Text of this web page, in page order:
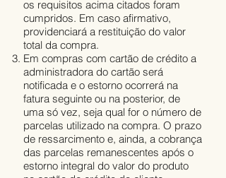
os requisitos acima citados foram
cumpridos. Em caso afirmativo,
providenciará a restituição do valor
total da compra.
Em compras com cartão de crédito a
administradora do cartão será
notificada e o estorno ocorrerá na
fatura seguinte ou na posterior, de
uma só vez, seja qual for o número de
parcelas utilizado na compra. O prazo
de ressarcimento e, ainda, a cobrança
das parcelas remanescentes após o
estorno integral do valor do produto